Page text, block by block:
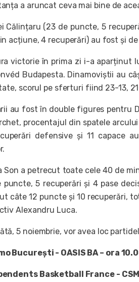
a aruncat ceva mai bine de
Călințaru (23 de puncte, 5
acțiune, 4 recuperări) au fost și
victorie în prima zi i-a aparținut
Budapesta. Dinamoviștii au
scorul pe sferturi fiind 23-13, 21-
au fost în double figures pentru
procentajul din spatele
defensive și 11 capace
Son a petrecut toate cele 40 de
puncte, 5 recuperări și 4 pase
câte 12 puncte și 10 recuperări,
Alexandru Luca.
5 noiembrie, vor avea loc
București - OASIS BA – ora
Basketball France -